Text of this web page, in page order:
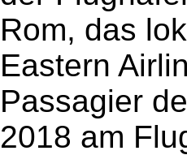
Rom, das
Eastern
Passagier
2018 am